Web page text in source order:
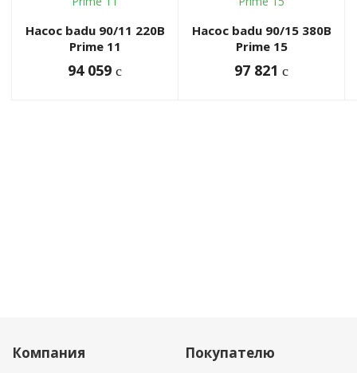
Насос badu 90/11 220В
Prime 11
94 059 c
Насос badu 90/15 380В
Prime 15
97 821 c
Компания Покупателю